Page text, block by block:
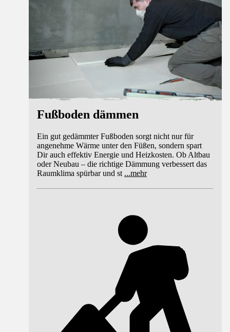
Fußboden dämmen
Ein gut gedämmter Fußboden sorgt nicht nur für
angenehme Wärme unter den Füßen, sondern spart
Dir auch effektiv Energie und Heizkosten. Ob Altbau
oder Neubau – die richtige Dämmung verbessert das
Raumklima spürbar und st ...mehr